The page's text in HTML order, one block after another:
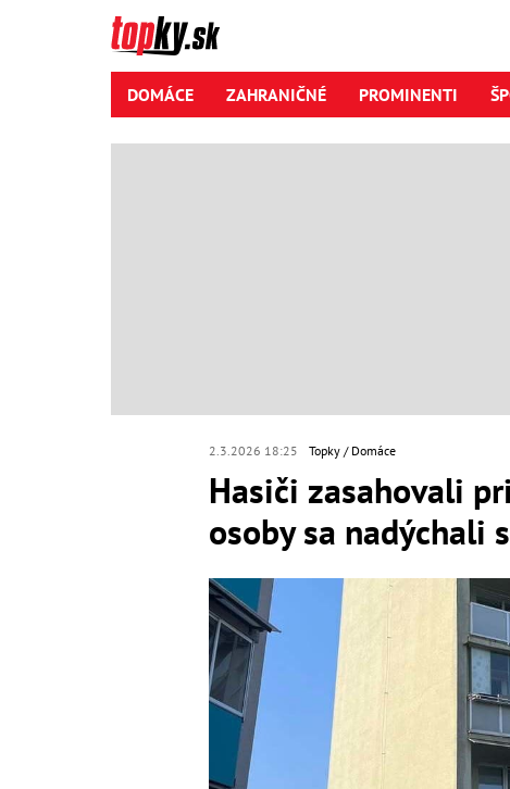
DOMÁCE ZAHRANIČNÉ PROMINENTI
2.3.2026 18:25 Topky Domáce
Hasiči zasahovali
osoby sa nadýchali